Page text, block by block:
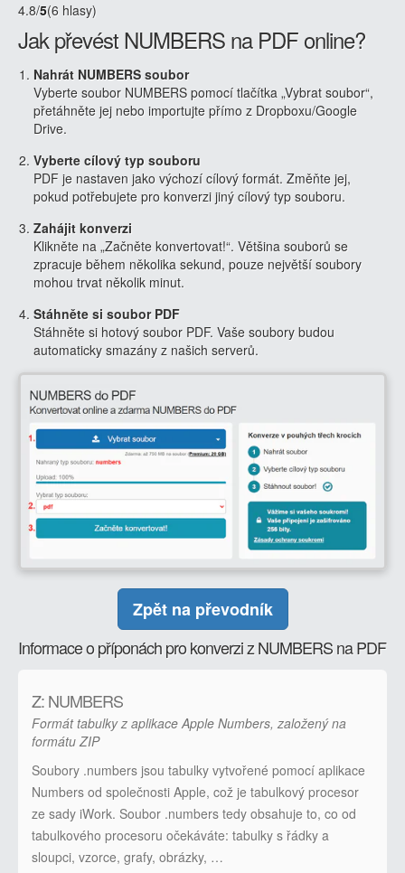
4.8/5(6 hlasy)
Jak převést NUMBERS na PDF online?
Nahrát NUMBERS soubor
Vyberte soubor NUMBERS pomocí tlačítka „Vybrat soubor“,
přetáhněte jej nebo importujte přímo z Dropboxu/Google
Drive.
Vyberte cílový typ souboru
PDF je nastaven jako výchozí cílový formát. Změňte jej,
pokud potřebujete pro konverzi jiný cílový typ souboru.
Zahájit konverzi
Klikněte na „Začněte konvertovat!“. Většina souborů se
zpracuje během několika sekund, pouze největší soubory
mohou trvat několik minut.
Stáhněte si soubor PDF
Stáhněte si hotový soubor PDF. Vaše soubory budou
automaticky smazány z našich serverů.
Zpět na převodník
Informace o příponách pro konverzi z NUMBERS na PDF
Z: NUMBERS
Formát tabulky z aplikace Apple Numbers, založený na
formátu ZIP
Soubory .numbers jsou tabulky vytvořené pomocí aplikace
Numbers od společnosti Apple, což je tabulkový procesor
ze sady iWork. Soubor .numbers tedy obsahuje to, co od
tabulkového procesoru očekáváte: tabulky s řádky a
sloupci, vzorce, grafy, obrázky, …